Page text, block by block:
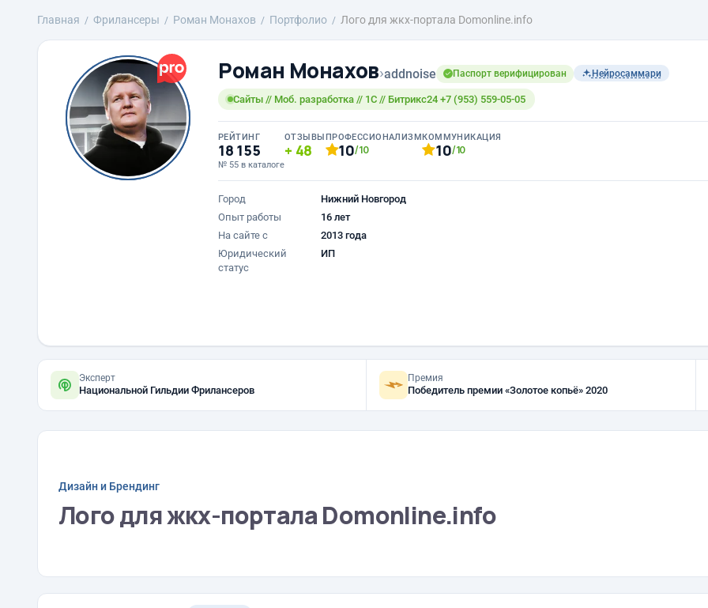
Главная Фрилансеры Роман Монахов Портфолио Лого для жкх-портала Domonline.info
Роман Монахов›addnoise Паспорт верифицирован Нейросаммари
Сайты // Моб. разработка // 1С // Битрикс24 +7 (953) 559-05-05
РЕЙТИНГ
18 155
№ 55 в каталоге
ОТЗЫВЫ
48
ПРОФЕССИОНАЛИЗМ
10/10
КОММУНИКАЦИЯ
10/10
Город
Нижний Новгород
Опыт работы
16 лет
На сайте с
2013 года
Юридический
статус
ИП
Эксперт
Национальной Гильдии Фрилансеров
Премия
Победитель премии «Золотое копьё» 2020
Дизайн и Брендинг
Лого для жкх-портала Domonline.info